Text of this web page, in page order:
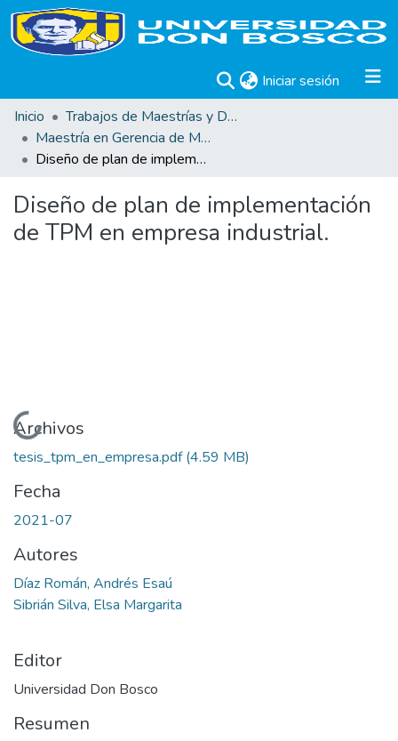
Iniciar sesión (current)
Inicio
Trabajos de Maestrías y Doctorados
Maestría en Gerencia de Mantenimiento Industrial
Diseño de plan de implementación de TPM en empresa industrial.
Diseño de plan de implementación
de TPM en empresa industrial.
Cargando...
Archivos
tesis_tpm_en_empresa.pdf(4.59 MB)
Fecha
2021-07
Autores
Díaz Román, Andrés Esaú
Sibrián Silva, Elsa Margarita
Editor
Universidad Don Bosco
Resumen